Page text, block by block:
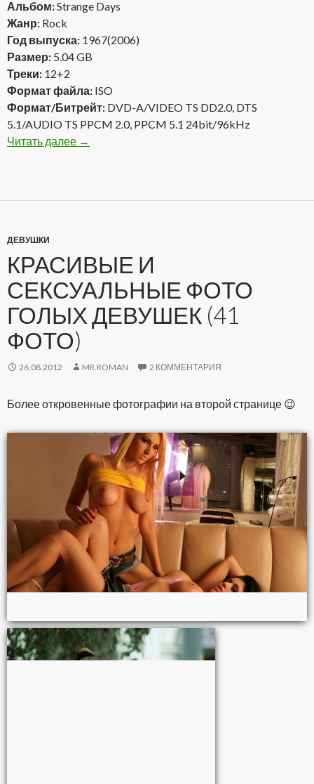
Альбом:Strange Days
Жанр: Rock
Год выпуска: 1967(2006)
Размер: 5.04 GB
Треки: 12+2
Формат файла: ISO
Формат/Битрейт: DVD-A/VIDEO TS DD2.0, DTS
5.1/AUDIO TS PPCM 2.0, PPCM 5.1 24bit/96kHz
Читать далее The Doors — Strange Days 1967(2006) DVD-A
→
ДЕВУШКИ
КРАСИВЫЕ И
СЕКСУАЛЬНЫЕ ФОТО
ГОЛЫХ ДЕВУШЕК (41
ФОТО)
26.08.2012 MR.ROMAN 2 КОММЕНТАРИЯ
Более откровенные фотографии на второй странице 😉